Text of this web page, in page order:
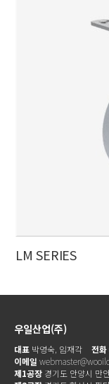
LM SERIES
우일산업(주)
대표 박영숙, 임재각 전화
이메일
제1공장 경기도 안양시 만